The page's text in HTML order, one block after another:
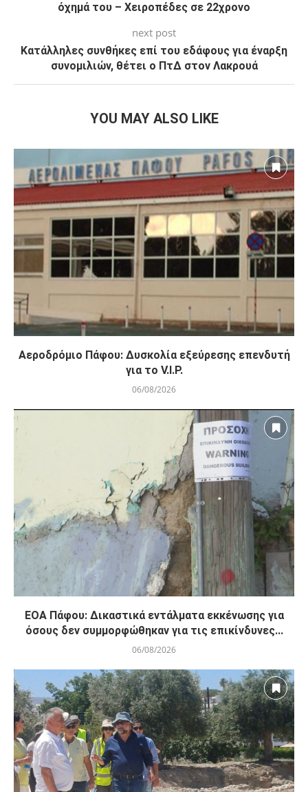
όχημά του – Χειροπέδες σε 22χρονο
next post
Κατάλληλες συνθήκες επί του εδάφους για έναρξη
συνομιλιών, θέτει ο ΠτΔ στον Λακρουά
YOU MAY ALSO LIKE
Αεροδρόμιο Πάφου: Δυσκολία εξεύρεσης επενδυτή
για το V.I.P.
06/08/2026
ΕΟΑ Πάφου: Δικαστικά εντάλματα εκκένωσης για
όσους δεν συμμορφώθηκαν για τις επικίνδυνες...
06/08/2026